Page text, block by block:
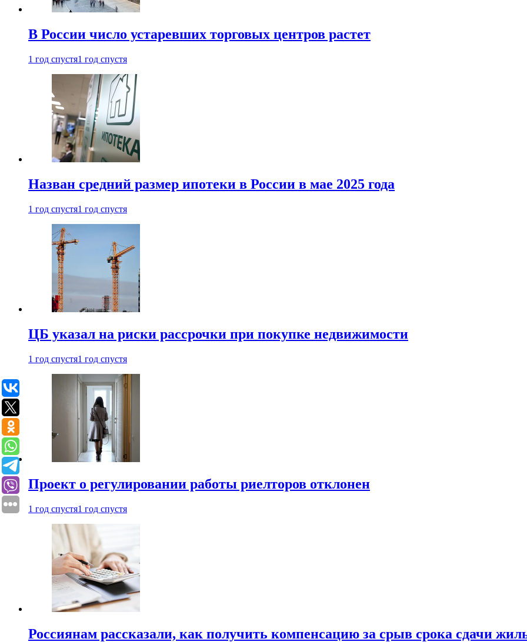
В России число устаревших торговых центров растет
1 год спустя1 год спустя
Назван средний размер ипотеки в России в мае 2025 года
1 год спустя1 год спустя
ЦБ указал на риски рассрочки при покупке недвижимости
1 год спустя1 год спустя
Проект о регулировании работы риелторов отклонен
1 год спустя1 год спустя
Россиянам рассказали, как получить компенсацию за срыв срока сдачи